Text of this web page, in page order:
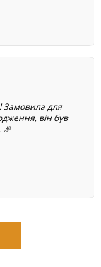
Замовила для
він був
🎉